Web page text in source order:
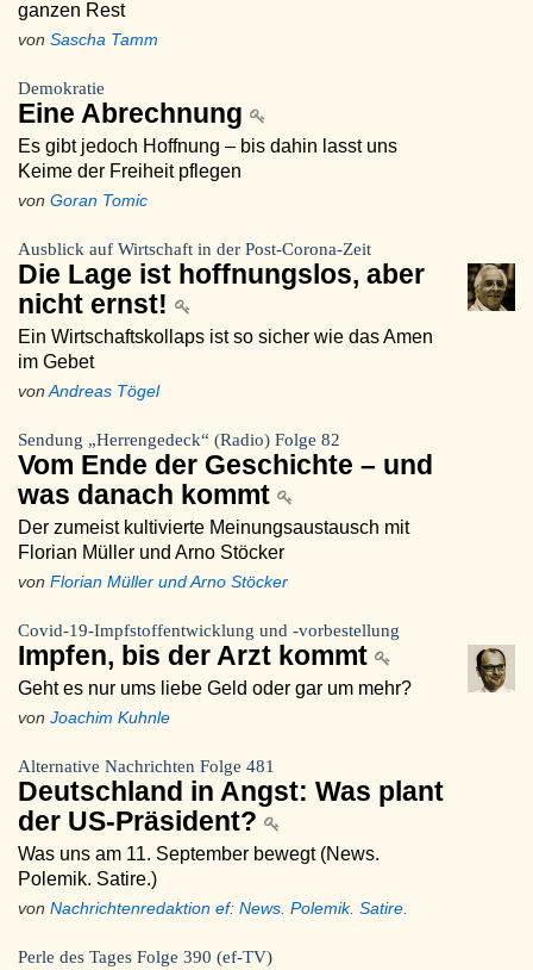
ganzen Rest
von Sascha Tamm
Demokratie
Eine Abrechnung
Es gibt jedoch Hoffnung – bis dahin lasst uns
Keime der Freiheit pflegen
von Goran Tomic
Ausblick auf Wirtschaft in der Post-Corona-Zeit
Die Lage ist hoffnungslos, aber
nicht ernst!
Ein Wirtschaftskollaps ist so sicher wie das Amen
im Gebet
von Andreas Tögel
Sendung „Herrengedeck“ (Radio) Folge 82
Vom Ende der Geschichte – und
was danach kommt
Der zumeist kultivierte Meinungsaustausch mit
Florian Müller und Arno Stöcker
von Florian Müller und Arno Stöcker
Covid-19-Impfstoffentwicklung und -vorbestellung
Impfen, bis der Arzt kommt
Geht es nur ums liebe Geld oder gar um mehr?
von Joachim Kuhnle
Alternative Nachrichten Folge 481
Deutschland in Angst: Was plant
der US-Präsident?
Was uns am 11. September bewegt (News.
Polemik. Satire.)
von Nachrichtenredaktion ef: News. Polemik. Satire.
Perle des Tages Folge 390 (ef-TV)